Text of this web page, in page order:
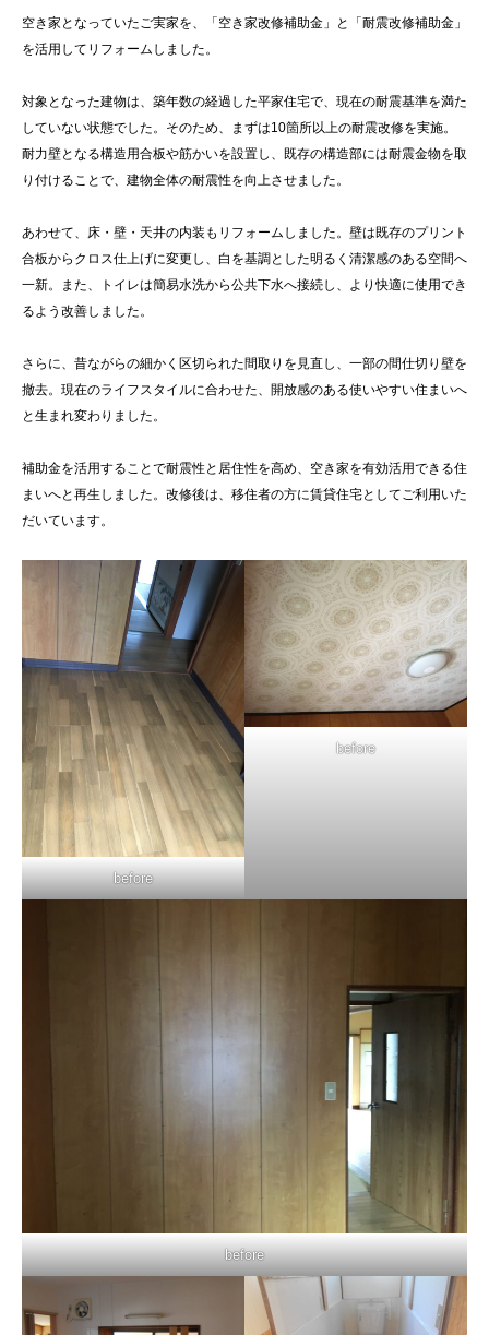
空き家となっていたご実家を、「空き家改修補助金」と「耐震改修補助金」
を活用してリフォームしました。
対象となった建物は、築年数の経過した平家住宅で、現在の耐震基準を満た
していない状態でした。そのため、まずは10箇所以上の耐震改修を実施。
耐力壁となる構造用合板や筋かいを設置し、既存の構造部には耐震金物を取
り付けることで、建物全体の耐震性を向上させました。
あわせて、床・壁・天井の内装もリフォームしました。壁は既存のプリント
合板からクロス仕上げに変更し、白を基調とした明るく清潔感のある空間へ
一新。また、トイレは簡易水洗から公共下水へ接続し、より快適に使用でき
るよう改善しました。
さらに、昔ながらの細かく区切られた間取りを見直し、一部の間仕切り壁を
撤去。現在のライフスタイルに合わせた、開放感のある使いやすい住まいへ
と生まれ変わりました。
補助金を活用することで耐震性と居住性を高め、空き家を有効活用できる住
まいへと再生しました。改修後は、移住者の方に賃貸住宅としてご利用いた
だいています。
before
before
before